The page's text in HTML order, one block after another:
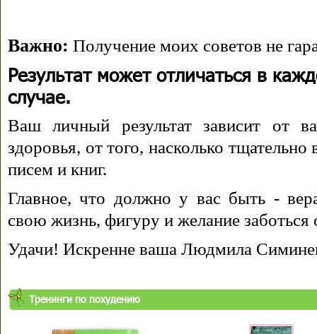
Важно: Получение моих советов не
Результат может отличаться в
случае.
Ваш личный результат зависит от
здоровья, от того, насколько
писем и книг.
Главное, что должно у вас быть -
свою жизнь, фигуру и желание заботься
Удачи! Искренне ваша Людмила
Тренинги по похудению